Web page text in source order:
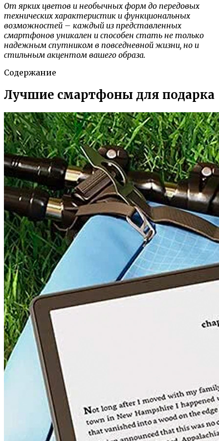
От ярких цветов и необычных форм до передовых
технических характеристик и функциональных
возможностей – каждый из представленных
смартфонов уникален и способен стать не только
надежным спутником в повседневной жизни, но и
стильным акцентом вашего образа.
Содержание
Лучшие смартфоны для подарка